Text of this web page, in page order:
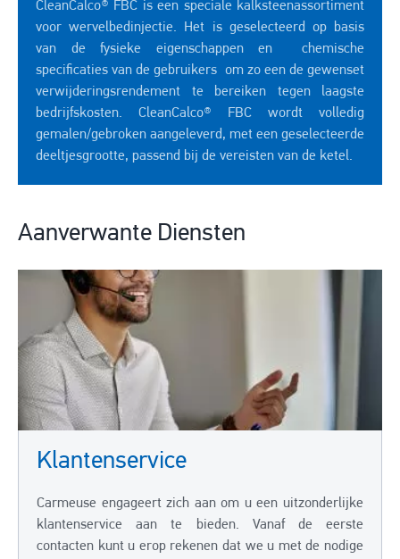
CleanCalco® FBC is een speciale kalksteenassortiment
voor wervelbedinjectie. Het is geselecteerd op basis
van de fysieke eigenschappen en chemische
specificaties van de gebruikers om zo een de gewenset
verwijderingsrendement te bereiken tegen laagste
bedrijfskosten. CleanCalco® FBC wordt volledig
gemalen/gebroken aangeleverd, met een geselecteerde
deeltjesgrootte, passend bij de vereisten van de ketel.
Aanverwante Diensten
Klantenservice
Carmeuse engageert zich aan om u een uitzonderlijke
klantenservice aan te bieden. Vanaf de eerste
contacten kunt u erop rekenen dat we u met de nodige